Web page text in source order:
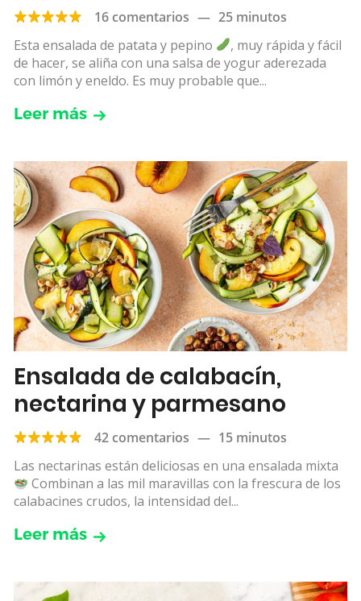
16 comentarios — 25 minutos
Esta ensalada de patata y pepino
, muy rápida y fácil
de hacer, se aliña con una salsa de yogur aderezada
con limón y eneldo. Es muy probable que...
Leer más
Ensalada de calabacín,
nectarina y parmesano
42 comentarios — 15 minutos
Las nectarinas están deliciosas en una ensalada mixta
Combinan a las mil maravillas con la frescura de los
calabacines crudos, la intensidad del...
Leer más